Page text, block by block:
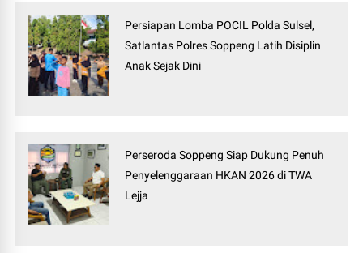
Persiapan Lomba POCIL Polda Sulsel,
Satlantas Polres Soppeng Latih Disiplin
Anak Sejak Dini
Perseroda Soppeng Siap Dukung Penuh
Penyelenggaraan HKAN 2026 di TWA
Lejja